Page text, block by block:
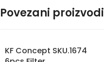
Povezani proizvodi
KF Concept SKU.1674